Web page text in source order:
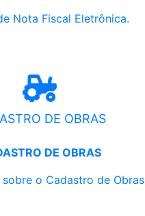
Nota Fiscal Eletrônica.
DE OBRAS
DE OBRAS
o Cadastro de Obras